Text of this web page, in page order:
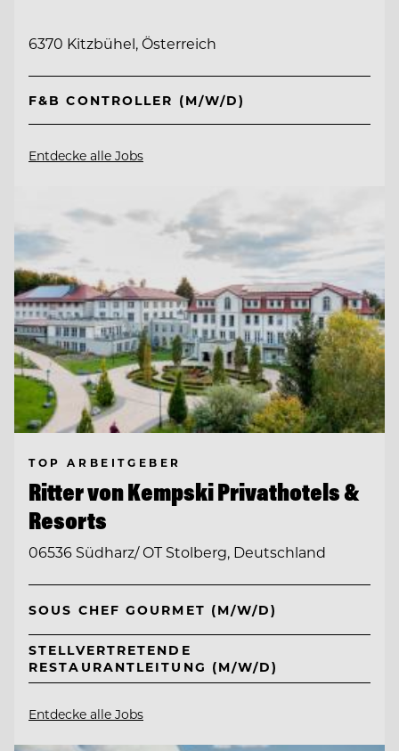
6370 Kitzbühel, Österreich
F&B CONTROLLER (M/W/D)
Entdecke alle Jobs
TOP ARBEITGEBER
Ritter von Kempski Privathotels &
Resorts
06536 Südharz/ OT Stolberg, Deutschland
SOUS CHEF GOURMET (M/W/D)
STELLVERTRETENDE
RESTAURANTLEITUNG (M/W/D)
Entdecke alle Jobs